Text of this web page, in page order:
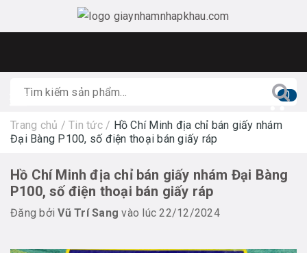
0
Trang chủ / Tin tức / Hồ Chí Minh địa chỉ bán giấy nhám
Đại Bàng P100, số điện thoại bán giấy ráp
Hồ Chí Minh địa chỉ bán giấy nhám Đại Bàng
P100, số điện thoại bán giấy ráp
Đăng bởiVũ Trí Sang vào lúc 22/12/2024